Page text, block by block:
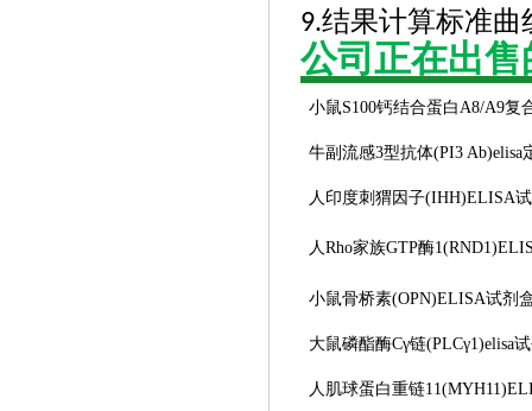
9.结果计算标准曲
公司正在出
小鼠S100钙结合蛋白A8/A9复
牛副流感3型抗体(PI3 Ab)elisa
人印度刺猬因子(IHH)ELISA
人Rho家族GTP酶
小鼠骨桥素(OPN)ELISA试剂
大鼠磷酯酶Cγ链(PLCγ1)elisa
人肌球蛋白重链